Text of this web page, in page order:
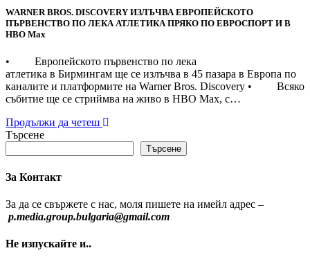
WARNER BROS. DISCOVERY ИЗЛЪЧВА ЕВРОПЕЙСКОТО
ПЪРВЕНСТВО ПО ЛЕКА АТЛЕТИКА ПРЯКО ПО ЕВРОСПОРТ И В
НВО Мах
• Европейското първенство по лека
атлетика в Бирмингам ще се излъчва в 45 пазара в Европа по
каналите и платформите на Warner Bros. Discovery • Всяко
събитие ще се стриймва на живо в HBO Max, с…
Продължи да четеш
Търсене
Търсене
За Контакт
За да се свържете с нас, моля пишете на имейл адрес –
p.media.group.bulgaria@gmail.com
Не изпускайте и..